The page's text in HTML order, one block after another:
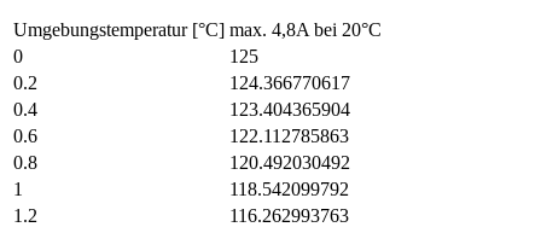
Umgebungstemperatur [°C] max. 4,8A bei 20°C
0
125
0.2
124.366770617
0.4
123.404365904
0.6
122.112785863
0.8
120.492030492
1
118.542099792
1.2
116.262993763